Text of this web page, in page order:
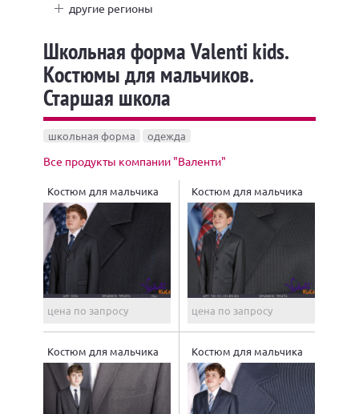
другие регионы
Школьная форма Valenti kids.
Костюмы для мальчиков.
Старшая школа
школьная форма одежда
Все продукты компании "Валенти"
Костюм для мальчика
цена по запросу
Костюм для мальчика
цена по запросу
Костюм для мальчика Костюм для мальчика